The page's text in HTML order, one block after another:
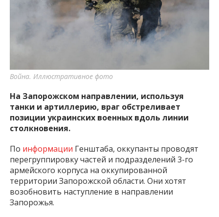
важную информацию о событиях
города Запорожья и области.
Война. Иллюстративное фото
На Запорожском направлении, используя
танки и артиллерию, враг обстреливает
позиции украинских военных вдоль линии
столкновения.
По информации Генштаба, оккупанты проводят
перегруппировку частей и подразделений 3-го
армейского корпуса на оккупированной
территории Запорожской области. Они хотят
возобновить наступление в направлении
Запорожья.